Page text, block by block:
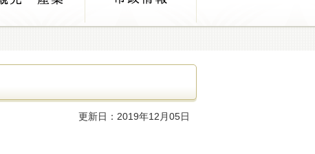
更新日：2019年12月05日